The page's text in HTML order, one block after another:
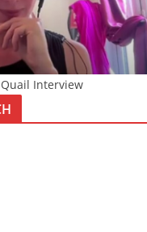
Quail Interview